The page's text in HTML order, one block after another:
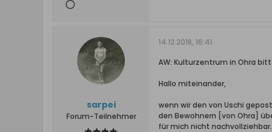
sarpei
Forum-Teilnehmer
14.12.2018, 16:41
AW: Kulturzentrum in Ohra
Hallo miteinander,
wenn wir den von Uschi
den Bewohnern [von Ohra]
für mich nicht nachvollziehbar.